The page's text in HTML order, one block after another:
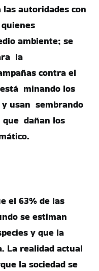
autoridades con
ambiente; se
la
contra el
minando los
usan sembrando
que dañan los
el 63% de las
se estiman
y que la
La realidad actual
la sociedad se